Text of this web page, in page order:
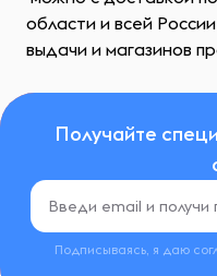
области и всей
выдачи и магазинов
Получайте
Подписываясь, я даю